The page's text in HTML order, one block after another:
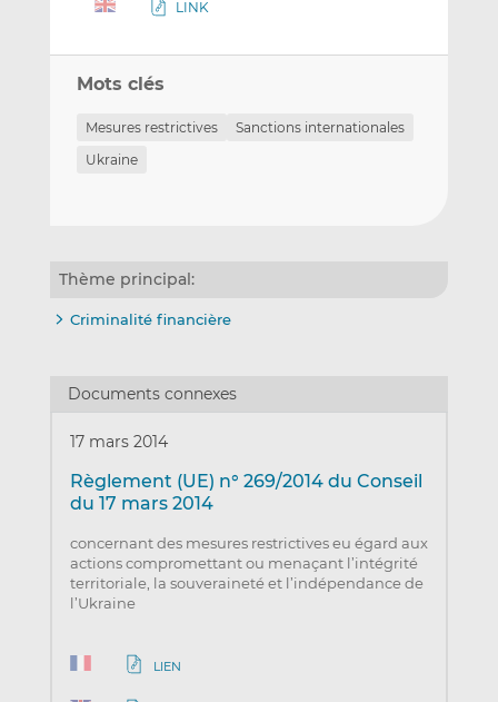
LINK
Mots clés
Mesures restrictives
Sanctions internationales
Ukraine
Thème principal:
Criminalité financière
Documents connexes
17 mars 2014
Règlement (UE) n° 269/2014 du Conseil
du 17 mars 2014
concernant des mesures restrictives eu égard aux
actions compromettant ou menaçant l’intégrité
territoriale, la souveraineté et l’indépendance de
l’Ukraine
LIEN